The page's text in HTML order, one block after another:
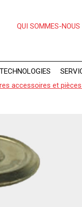
QUI SOMMES-NOUS
TECHNOLOGIES
accessoires et